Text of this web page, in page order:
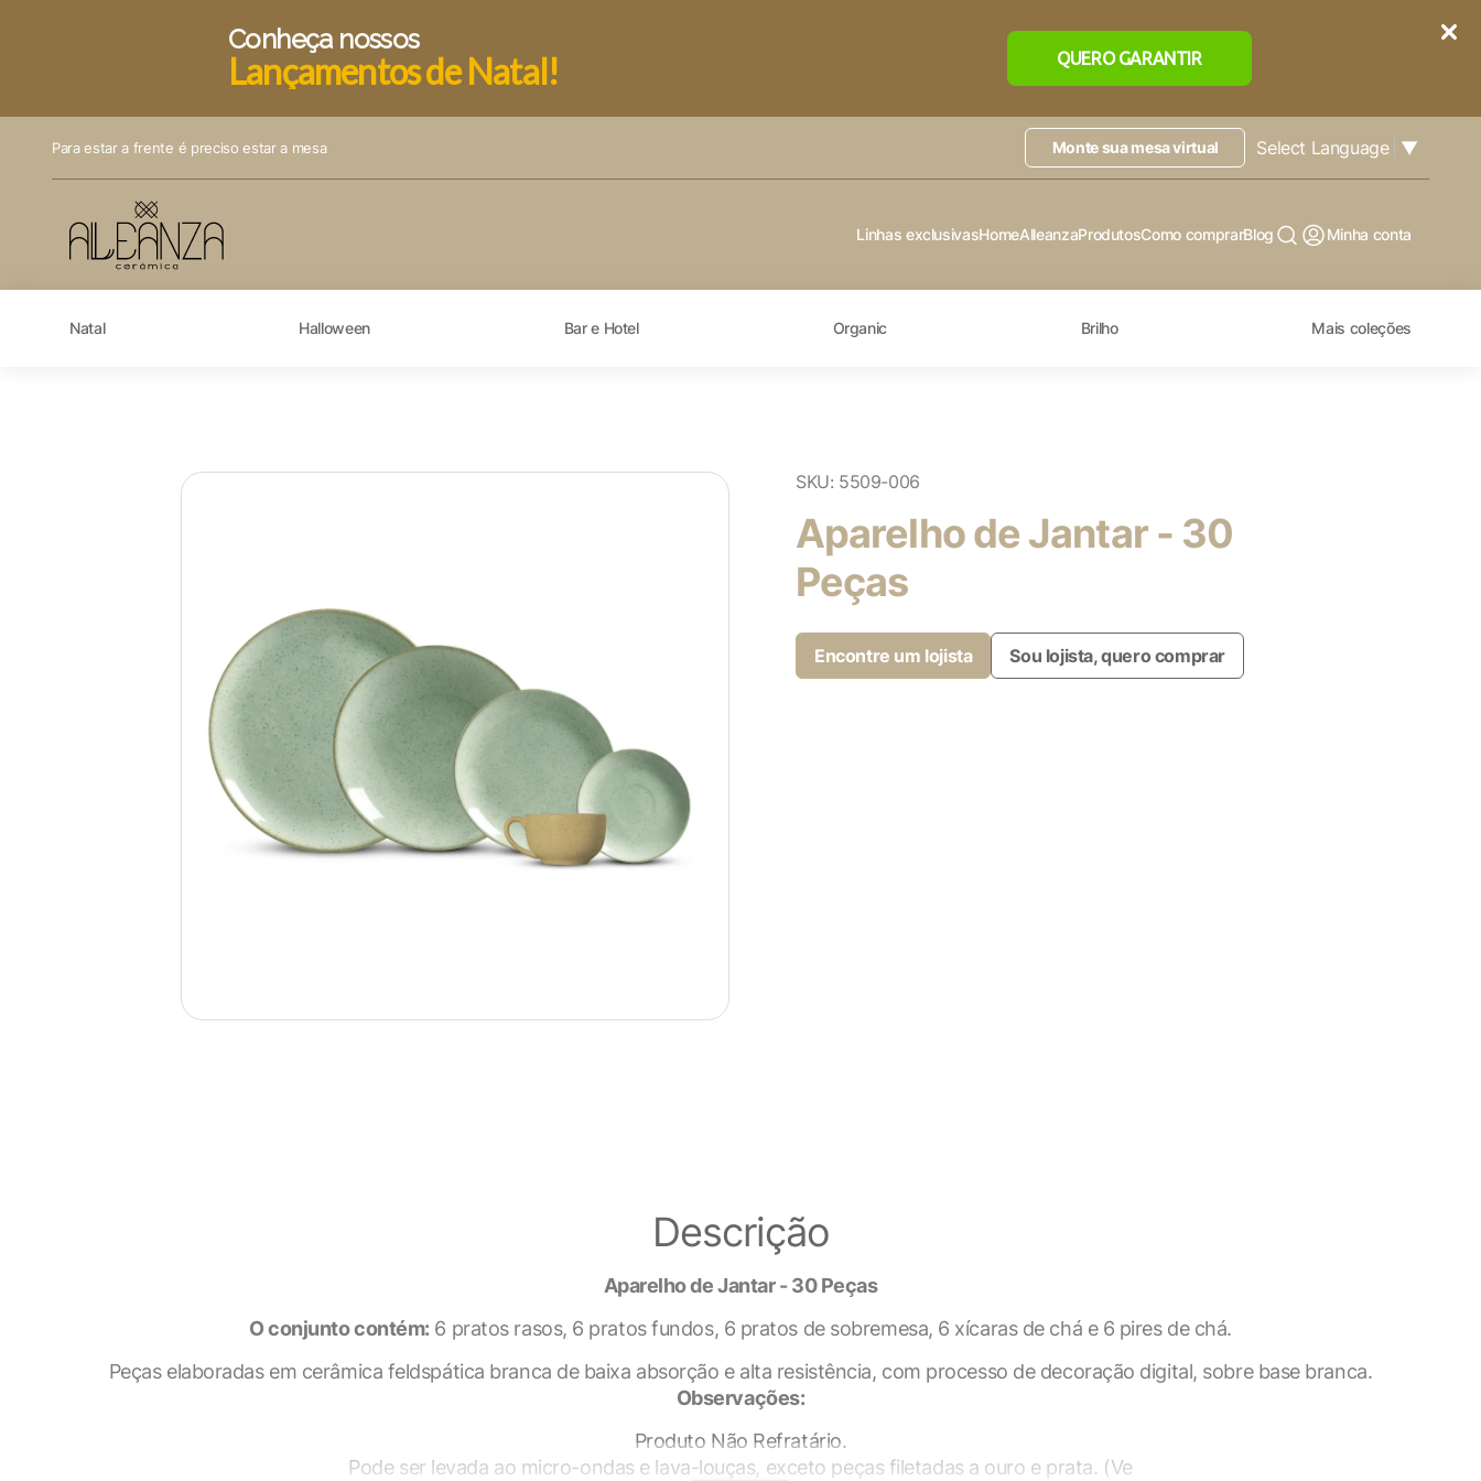
Conheça nossos
Lançamentos de Natal! QUERO GARANTIR
Para estar a frente é preciso estar a mesa Monte sua mesa virtual Select Language ▼
Linhas exclusivasHomeAlleanzaProdutosComo comprarBlog Minha conta
Natal Halloween Bar e Hotel Organic Brilho Mais coleções
SKU: 5509-006
Aparelho de Jantar - 30
Peças
Encontre um lojista Sou lojista, quero comprar
Descrição
Aparelho de Jantar - 30 Peças
O conjunto contém: 6 pratos rasos, 6 pratos fundos, 6 pratos de sobremesa, 6 xícaras de chá e 6 pires de chá.
Peças elaboradas em cerâmica feldspática branca de baixa absorção e alta resistência, com processo de decoração digital, sobre base branca.
Observações:
Produto Não Refratário.
Pode ser levada ao micro-ondas e lava-louças, exceto peças filetadas a ouro e prata. (Ve
Visão geral de privacidade X
Este site usa cookies para melhorar sua experiência enquanto você navega pelo site. Destes cookies, os cookies que são
categorizados como necessários são armazenados no seu navegador, pois são essenciais para o funcionamento das